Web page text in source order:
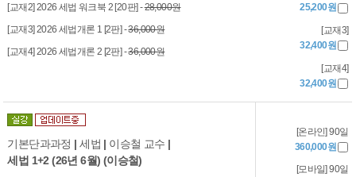
[교재2] 2026 세법 워크북 2 [20판] -28,000원
[교재3] 2026 세법개론 1 [2판] -36,000원
[교재4] 2026 세법개론 2 [2판] -36,000원
25,200원
[교재3]
32,400원
[교재4]
32,400원
기본단과과정 | 세법 | 이승철 교수 |
세법 1+2 (26년 6월) (이승철)
[온라인] 90일
360,000원
[모바일] 90일